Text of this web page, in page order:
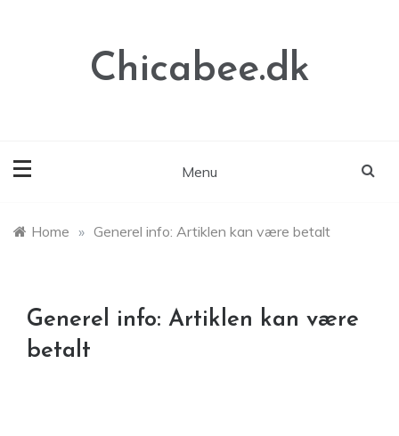
Chicabee.dk
Menu
Home » Generel info: Artiklen kan være betalt
Generel info: Artiklen kan være
betalt